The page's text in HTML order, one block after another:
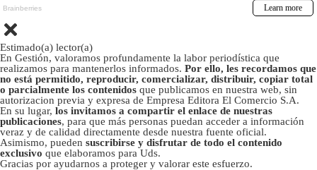
Estimado(a) lector(a)
En Gestión, valoramos profundamente la labor periodística que
realizamos para mantenerlos informados. Por ello, les recordamos que
no está permitido, reproducir, comercializar, distribuir, copiar total
o parcialmente los contenidos que publicamos en nuestra web, sin
autorizacion previa y expresa de Empresa Editora El Comercio S.A.
En su lugar, los invitamos a compartir el enlace de nuestras
publicaciones, para que más personas puedan acceder a información
veraz y de calidad directamente desde nuestra fuente oficial.
Asimismo, pueden suscribirse y disfrutar de todo el contenido
exclusivo que elaboramos para Uds.
Gracias por ayudarnos a proteger y valorar este esfuerzo.